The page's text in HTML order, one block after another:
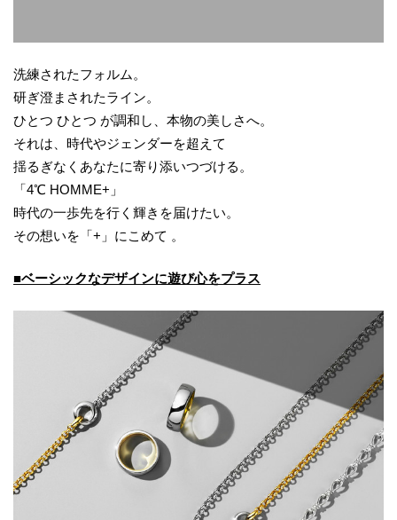
洗練されたフォルム。
研ぎ澄まされたライン。
ひとつ ひとつ が調和し、本物の美しさへ。
それは、時代やジェンダーを超えて
揺るぎなくあなたに寄り添いつづける。
「4℃ HOMME+」
時代の一歩先を行く輝きを届けたい。
その想いを「+」にこめて 。
■ベーシックなデザインに遊び心をプラス